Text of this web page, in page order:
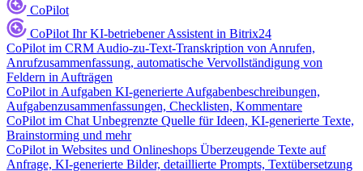
CoPilot
CoPilot Ihr KI-betriebener Assistent in Bitrix24
CoPilot im CRM Audio-zu-Text-Transkription von Anrufen,
Anrufzusammenfassung, automatische Vervollständigung von
Feldern in Aufträgen
CoPilot in Aufgaben KI-generierte Aufgabenbeschreibungen,
Aufgabenzusammenfassungen, Checklisten, Kommentare
CoPilot im Chat Unbegrenzte Quelle für Ideen, KI-generierte Texte,
Brainstorming und mehr
CoPilot in Websites und Onlineshops Überzeugende Texte auf
Anfrage, KI-generierte Bilder, detaillierte Prompts, Textübersetzung